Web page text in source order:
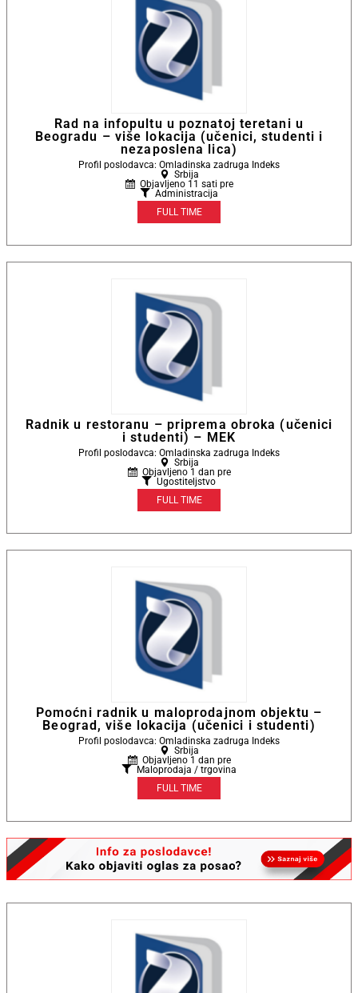
Rad na infopultu u poznatoj teretani u
Beogradu – više lokacija (učenici, studenti i
nezaposlena lica)
Profil poslodavca: Omladinska zadruga Indeks
Srbija
Objavljeno 11 sati pre
Administracija
FULL TIME
Radnik u restoranu – priprema obroka (učenici
i studenti) – MEK
Profil poslodavca: Omladinska zadruga Indeks
Srbija
Objavljeno 1 dan pre
Ugostiteljstvo
FULL TIME
Pomoćni radnik u maloprodajnom objektu –
Beograd, više lokacija (učenici i studenti)
Profil poslodavca: Omladinska zadruga Indeks
Srbija
Objavljeno 1 dan pre
Maloprodaja / trgovina
FULL TIME